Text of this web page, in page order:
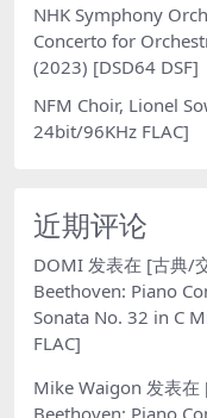
NHK Symphony
Concerto for
(2023) [DSD64 DSF]
NFM Choir, Lionel
24bit/96KHz FLAC]
近期评论
DOMI 发表在 [古典/
Beethoven: Piano
Sonata No. 32 in C
FLAC]
Mike Waigon 发表在
Beethoven: Piano